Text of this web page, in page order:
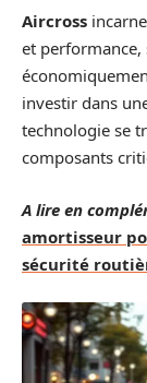
Aircross
et
investir dans
technologie se
composants
A lire en
amortisseur
sécurité